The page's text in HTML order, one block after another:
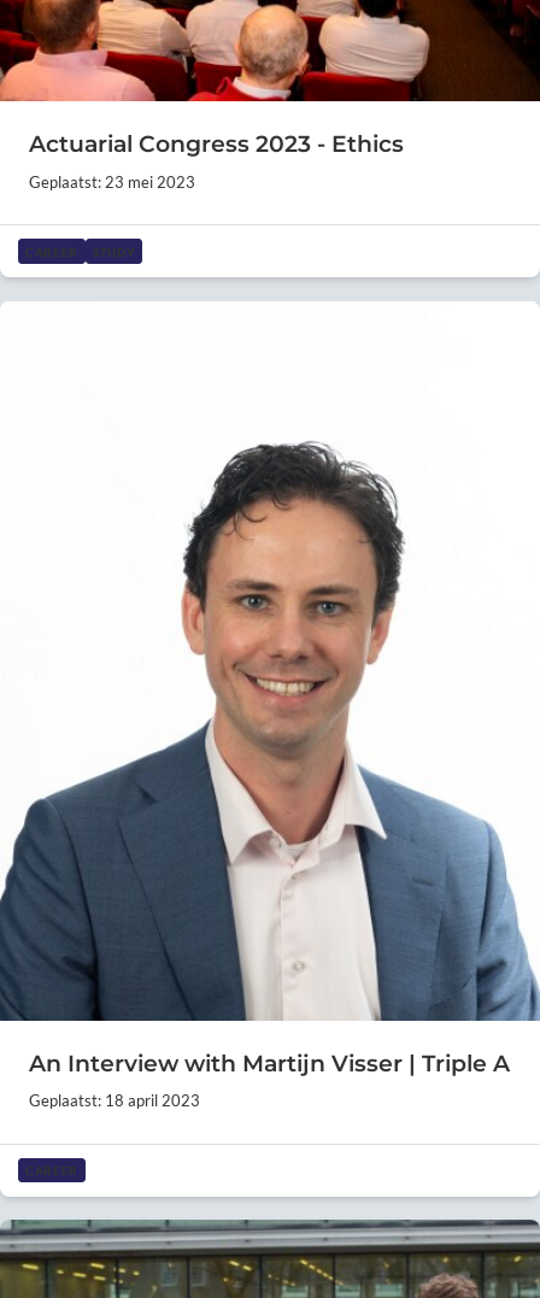
Actuarial Congress 2023 - Ethics
Geplaatst: 23 mei 2023
CAREER STUDY
An Interview with Martijn Visser | Triple A
Geplaatst: 18 april 2023
CAREER